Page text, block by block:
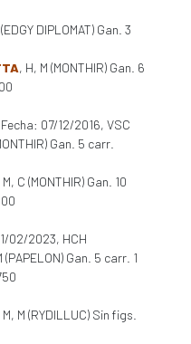
DIPLOMAT) Gan. 3
, H, M (MONTHIR) Gan. 6
07/12/2016, VSC
Gan. 5 carr.
M, C (MONTHIR) Gan. 10
02/2023, HCH
(PAPELON) Gan. 5 carr. 1
M, M (RYDILLUC) Sin figs.